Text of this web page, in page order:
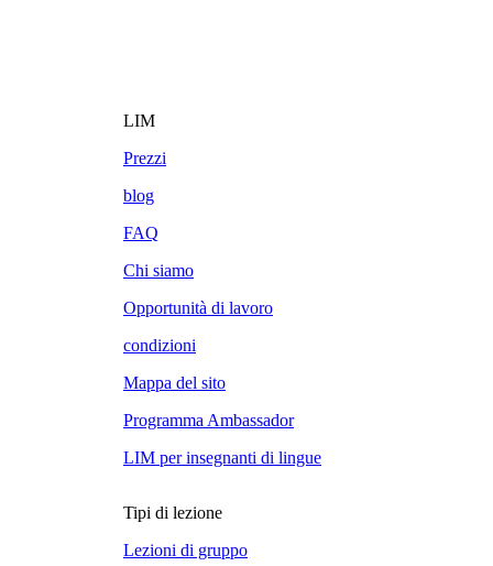
LIM
Prezzi
blog
FAQ
Chi siamo
Opportunità di lavoro
condizioni
Mappa del sito
Programma Ambassador
LIM per insegnanti di lingue
Tipi di lezione
Lezioni di gruppo